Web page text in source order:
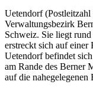
Uetendorf
Verwaltungsbezirk
Schweiz. Sie liegt
erstreckt sich auf einer
Uetendorf befindet
am Rande des Berner
auf die nahegelegenen